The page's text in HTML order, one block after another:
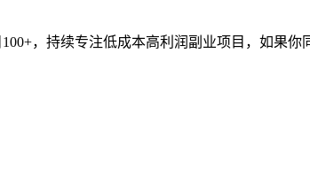
，持续专注低成本高利润副业项目，如果